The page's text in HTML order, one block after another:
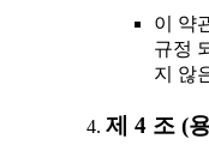
이 약
규정
지 않
제 4 조 (